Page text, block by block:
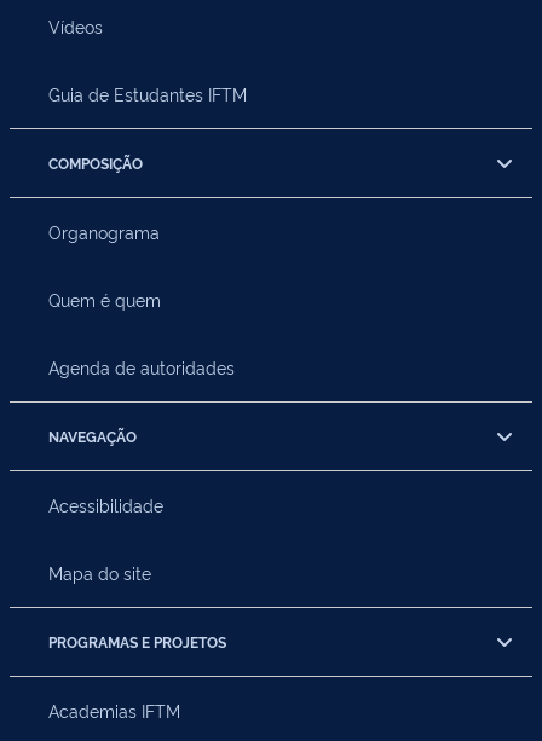
Vídeos
Guia de Estudantes IFTM
COMPOSIÇÃO
Organograma
Quem é quem
Agenda de autoridades
NAVEGAÇÃO
Acessibilidade
Mapa do site
PROGRAMAS E PROJETOS
Academias IFTM